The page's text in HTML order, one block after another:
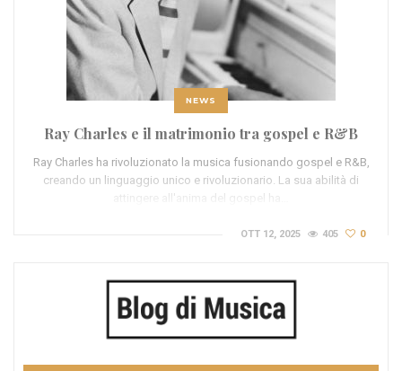
NEWS
Ray Charles e il matrimonio tra gospel e R&B
Ray Charles ha rivoluzionato la musica fusionando gospel e R&B,
creando un linguaggio unico e rivoluzionario. La sua abilità di
attingere all'anima del gospel ha…
OTT 12, 2025 405 0